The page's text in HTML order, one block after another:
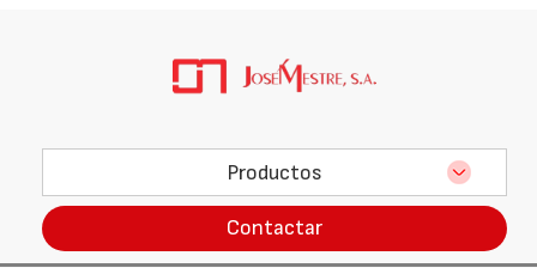
Productos
Contactar